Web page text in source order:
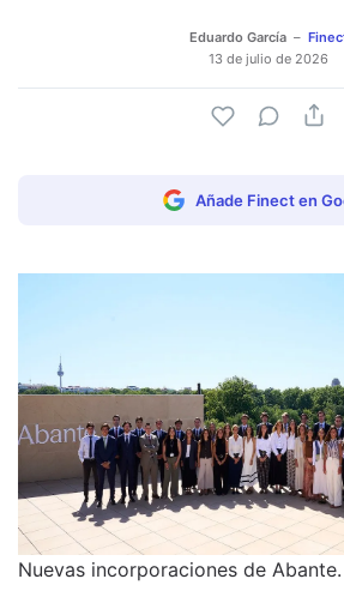
Eduardo García
13 de julio de 2026
Añade Finect en
Nuevas incorporaciones de